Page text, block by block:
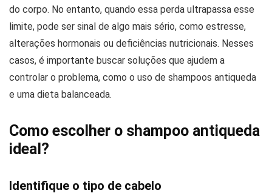
do corpo. No entanto, quando essa perda ultrapassa esse
limite, pode ser sinal de algo mais sério, como estresse,
alterações hormonais ou deficiências nutricionais. Nesses
casos, é importante buscar soluções que ajudem a
controlar o problema, como o uso de shampoos antiqueda
e uma dieta balanceada.
Como escolher o shampoo antiqueda
ideal?
Identifique o tipo de cabelo